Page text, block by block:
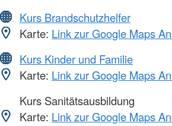
Kurs Brandschutzhelfer
Karte: Link zur Google Maps
Kurs Kinder und Familie
Karte: Link zur Google Maps
Kurs Sanitätsausbildung
Karte: Link zur Google Maps